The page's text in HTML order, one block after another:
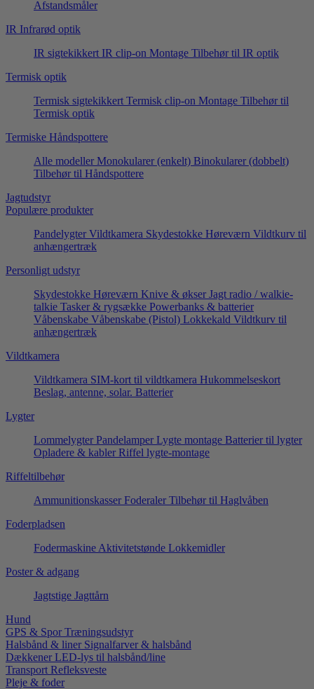
Afstandsmåler
IR Infrarød optik
IR sigtekikkert IR clip-on Montage Tilbehør til IR optik
Termisk optik
Termisk sigtekikkert Termisk clip-on Montage Tilbehør til
Termisk optik
Termiske Håndspottere
Alle modeller Monokularer (enkelt) Binokularer (dobbelt)
Tilbehør til Håndspottere
Jagtudstyr
Populære produkter
Pandelygter Vildtkamera Skydestokke Høreværn Vildtkurv til
anhængertræk
Personligt udstyr
Skydestokke Høreværn Knive & økser Jagt radio / walkie-
talkie Tasker & rygsække Powerbanks & batterier
Våbenskabe Våbenskabe (Pistol) Lokkekald Vildtkurv til
anhængertræk
Vildtkamera
Vildtkamera SIM-kort til vildtkamera Hukommelseskort
Beslag, antenne, solar. Batterier
Lygter
Lommelygter Pandelamper Lygte montage Batterier til lygter
Opladere & kabler Riffel lygte-montage
Riffeltilbehør
Ammunitionskasser Foderaler Tilbehør til Haglvåben
Foderpladsen
Fodermaskine Aktivitetstønde Lokkemidler
Poster & adgang
Jagtstige Jagttårn
Hund
GPS & Spor Træningsudstyr
Halsbånd & liner Signalfarver & halsbånd
Dækkener LED-lys til halsbånd/line
Transport Refleksveste
Pleje & foder